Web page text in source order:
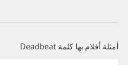
أمثلة أفلام بها كلمة Deadbeat